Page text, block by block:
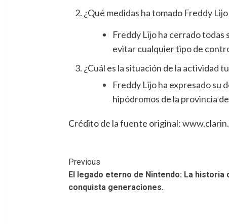
¿Qué medidas ha tomado Freddy
Freddy Lijo ha cerrado todas
evitar cualquier tipo de
¿Cuál es la situación de la actividad
Freddy Lijo ha expresado su
hipódromos de la provincia
Crédito de la fuente original:
Post
Navigation
Previous
El legado eterno de Nintendo: La historia
conquista generaciones.